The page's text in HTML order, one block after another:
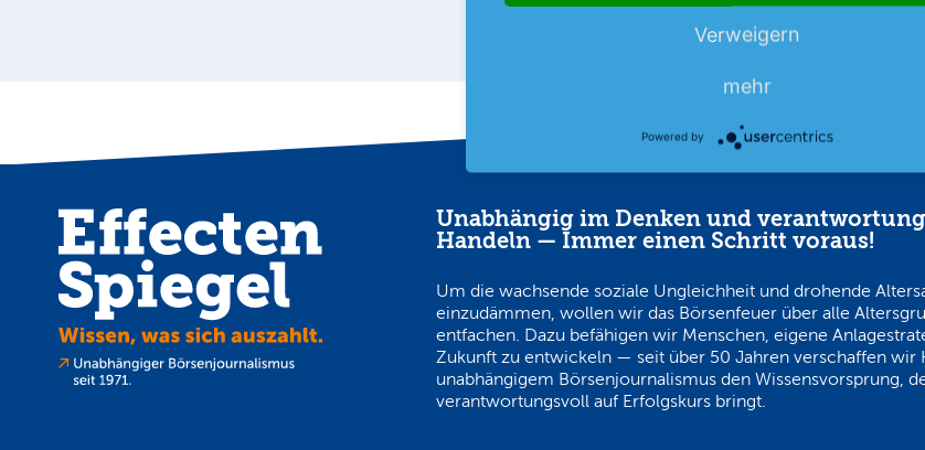
Unabhängig im Denken und
Handeln — Immer einen Schritt voraus!
Um die wachsende soziale Ungleichheit und drohende
einzudämmen, wollen wir das Börsenfeuer über alle
entfachen. Dazu befähigen wir Menschen, eigene
Zukunft zu entwickeln — seit über 50 Jahren verschaffen wir
unabhängigem Börsenjournalismus den Wissensvorsprung,
verantwortungsvoll auf Erfolgskurs bringt.
Verweigern
mehr
Powered by